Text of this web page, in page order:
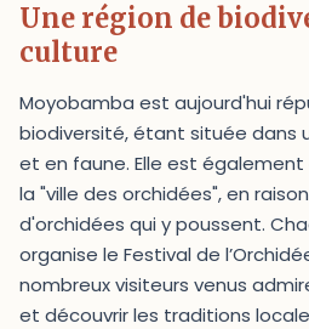
Une région de
culture
Moyobamba est aujourd'hui
biodiversité, étant située dans
et en faune. Elle est
la "ville des orchidées", en
d'orchidées qui y poussent.
organise le Festival de
nombreux visiteurs venus
et découvrir les traditions